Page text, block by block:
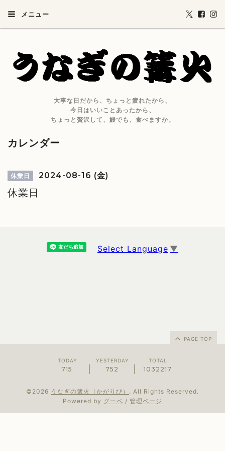
メニュー
大事な日だから、ちょっと疲れたから、
今日はいいことあったから、
ちょっと贅沢して、鰻でも、食べますか。
カレンダー
休業日 2024-08-16 (金)
休業日
Select Language ▼
PAGE TOP
TODAY
715
YESTERDAY
752
TOTAL
1032217
©2026 うなぎの篝火（かがりび） . All Rights Reserved.
Powered by グーペ / 管理ページ